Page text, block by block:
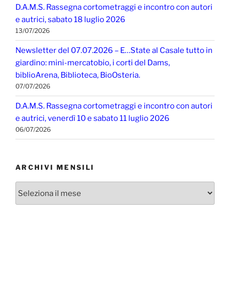
D.A.M.S. Rassegna cortometraggi e incontro con autori
e autrici, sabato 18 luglio 2026
13/07/2026
Newsletter del 07.07.2026 – E…State al Casale tutto in
giardino: mini-mercatobio, i corti del Dams,
biblioArena, Biblioteca, BioOsteria.
07/07/2026
D.A.M.S. Rassegna cortometraggi e incontro con autori
e autrici, venerdì 10 e sabato 11 luglio 2026
06/07/2026
ARCHIVI MENSILI